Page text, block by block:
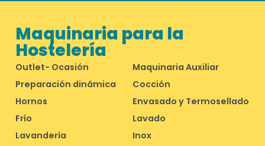
Maquinaria para la
Hostelería
Outlet- Ocasión
Maquinaria Auxiliar
Preparación dinámica
Cocción
Hornos
Envasado y Termosellado
Frío
Lavado
Lavandería
Inox